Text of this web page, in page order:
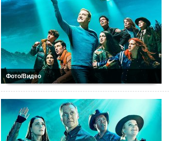
Фото/Видео